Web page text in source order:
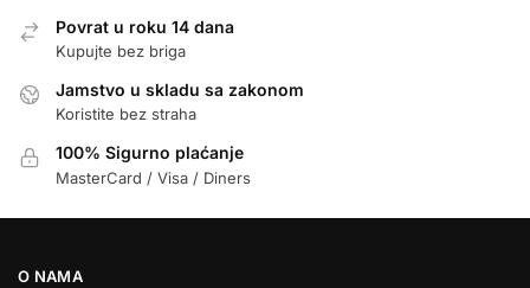
Povrat u roku 14 dana
Kupujte bez briga
Jamstvo u skladu sa zakonom
Koristite bez straha
100% Sigurno plaćanje
MasterCard / Visa / Diners
O NAMA